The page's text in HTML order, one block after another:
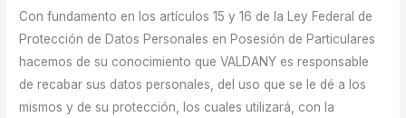
Con fundamento en los artículos 15 y 16 de la Ley Federal de
Protección de Datos Personales en Posesión de Particulares
hacemos de su conocimiento que VALDANY es responsable
de recabar sus datos personales, del uso que se le dé a los
mismos y de su protección, los cuales utilizará, con la